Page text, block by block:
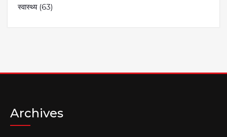
स्वास्थ्य(63)
Archives